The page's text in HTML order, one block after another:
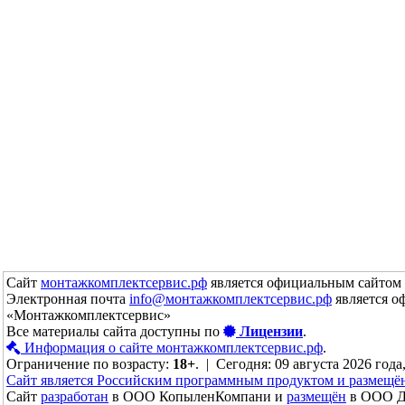
Сайт монтажкомплектсервис.рф является официальным
Электронная почта info@монтажкомплектсервис.рф является
«Монтажкомплектсервис»
Все материалы сайта доступны по
Лицензии.
Информация о сайте монтажкомплектсервис.рф.
Ограничение по возрасту: 18+. | Сегодня: 09 августа 2026
Сайт является Российским программным продуктом и
Сайт разработан в ООО КопыленКомпани и размещён в ООО